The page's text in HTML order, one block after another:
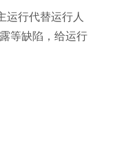
运行代替运行人
等缺陷，给运行